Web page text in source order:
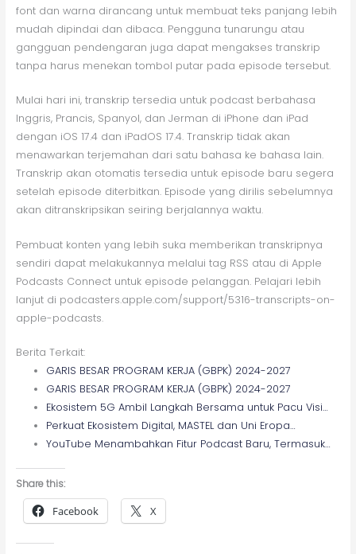
font dan warna dirancang untuk membuat teks panjang lebih
mudah dipindai dan dibaca. Pengguna tunarungu atau
gangguan pendengaran juga dapat mengakses transkrip
tanpa harus menekan tombol putar pada episode tersebut.
Mulai hari ini, transkrip tersedia untuk podcast berbahasa
Inggris, Prancis, Spanyol, dan Jerman di iPhone dan iPad
dengan iOS 17.4 dan iPadOS 17.4. Transkrip tidak akan
menawarkan terjemahan dari satu bahasa ke bahasa lain.
Transkrip akan otomatis tersedia untuk episode baru segera
setelah episode diterbitkan. Episode yang dirilis sebelumnya
akan ditranskripsikan seiring berjalannya waktu.
Pembuat konten yang lebih suka memberikan transkripnya
sendiri dapat melakukannya melalui tag RSS atau di Apple
Podcasts Connect untuk episode pelanggan. Pelajari lebih
lanjut di podcasters.apple.com/support/5316-transcripts-on-
apple-podcasts.
Berita Terkait:
GARIS BESAR PROGRAM KERJA (GBPK) 2024-2027
GARIS BESAR PROGRAM KERJA (GBPK) 2024-2027
Ekosistem 5G Ambil Langkah Bersama untuk Pacu Visi…
Perkuat Ekosistem Digital, MASTEL dan Uni Eropa…
YouTube Menambahkan Fitur Podcast Baru, Termasuk…
Share this:
Facebook X